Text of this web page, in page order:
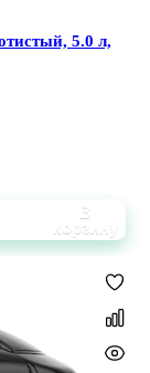
5.0 л,
В
корзину